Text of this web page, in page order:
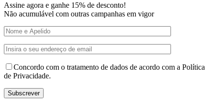
Assine agora e ganhe 15% de desconto!
Não acumulável com outras campanhas em vigor
Concordo com o tratamento de dados de acordo com a Política
de Privacidade.